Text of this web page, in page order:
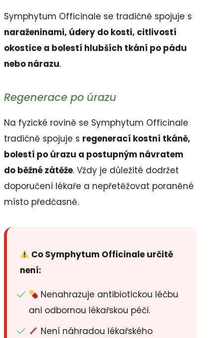
Symphytum Officinale se tradičně spojuje s
naraženinami, údery do kosti, citlivostí
okostice a bolestí hlubších tkání po pádu
nebo nárazu.
Regenerace po úrazu
Na fyzické rovině se Symphytum Officinale
tradičně spojuje s regenerací kostní tkáně,
bolestí po úrazu a postupným návratem
do běžné zátěže. Vždy je důležité dodržet
doporučení lékaře a nepřetěžovat poraněné
místo předčasně.
Co Symphytum Officinale určitě
není:
Nenahrazuje antibiotickou léčbu
ani odbornou lékařskou péči.
Není náhradou lékařského